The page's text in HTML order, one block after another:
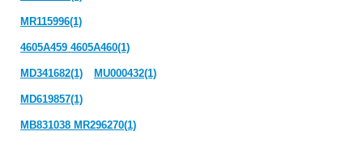
MR115996(1)
4605A459 4605A460(1)
MD341682(1) MU000432(1)
MD619857(1)
MB831038 MR296270(1)